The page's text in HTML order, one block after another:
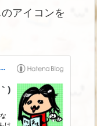
アイコンを